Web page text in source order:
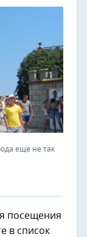
еще не так
посещения
в список